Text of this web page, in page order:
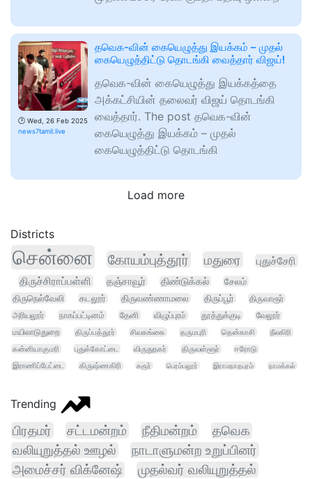
🕑 Wed, 26 Feb 2025
news7tamil.live
தவெக-வின் கையெழுத்து இயக்கம் – முதல்
கையெழுத்திட்டு தொடங்கி வைத்தார் விஜய்!
தவெக-வின் கையெழுத்து இயக்கத்தை
அக்கட்சியின் தலைவர் விஜய் தொடங்கி
வைத்தார். The post தவெக-வின்
கையெழுத்து இயக்கம் – முதல்
கையெழுத்திட்டு தொடங்கி
Load more
Districts
சென்னை கோயம்புத்தூர் மதுரை புதுச்சேரி
திருச்சிராப்பள்ளி தஞ்சாவூர் திண்டுக்கல்
சேலம்
திருநெல்வேலி
கடலூர் திருவண்ணாமலை திருப்பூர்
திருவாரூர்
அரியலூர்
நாகப்பட்டினம் தேனி விழுப்புரம் தூத்துக்குடி
வேலூர்
மயிலாடுதுறை
திருப்பத்தூர் சிவகங்கை தருமபுரி தென்காசி
நீலகிரி
கன்னியாகுமரி
புதுக்கோட்டை விருதுநகர் திருவள்ளூர்
ஈரோடு
இராணிப்பேட்டை
கிருஷ்ணகிரி கரூர் பெரம்பலூர் இராமநாதபுரம் நாமக்கல்
Trending
பிரதமர் சட்டமன்றம் நீதிமன்றம்
தவெக
வலியுறுத்தல் ஊழல்
நாடாளுமன்ற உறுப்பினர்
அமைச்சர் விக்னேஷ்
முதல்வர் வலியுறுத்தல்